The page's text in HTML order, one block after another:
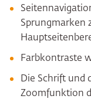
Sprungmarken
Farbkontraste
Die Schrift und
Zoomfunktion